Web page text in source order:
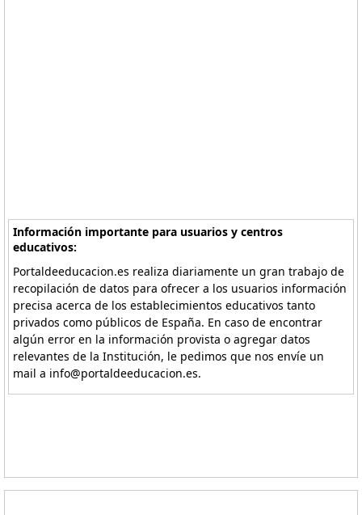
Información importante para usuarios y centros
educativos:
Portaldeeducacion.es realiza diariamente un gran trabajo de
recopilación de datos para ofrecer a los usuarios información
precisa acerca de los establecimientos educativos tanto
privados como públicos de España. En caso de encontrar
algún error en la información provista o agregar datos
relevantes de la Institución, le pedimos que nos envíe un
mail a info@portaldeeducacion.es.